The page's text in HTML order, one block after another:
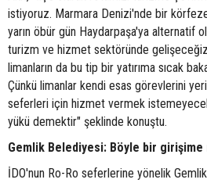
istiyoruz. Marmara Denizi'nde bir
yarın öbür gün Haydarpaşa'ya alternatif
turizm ve hizmet sektöründe
limanların da bu tip bir yatırıma sıcak
Çünkü limanlar kendi esas görevlerini
seferleri için hizmet vermek
yükü demektir" şeklinde konuştu.
Gemlik Belediyesi: Böyle bir girişime
İDO'nun Ro-Ro seferlerine yönelik